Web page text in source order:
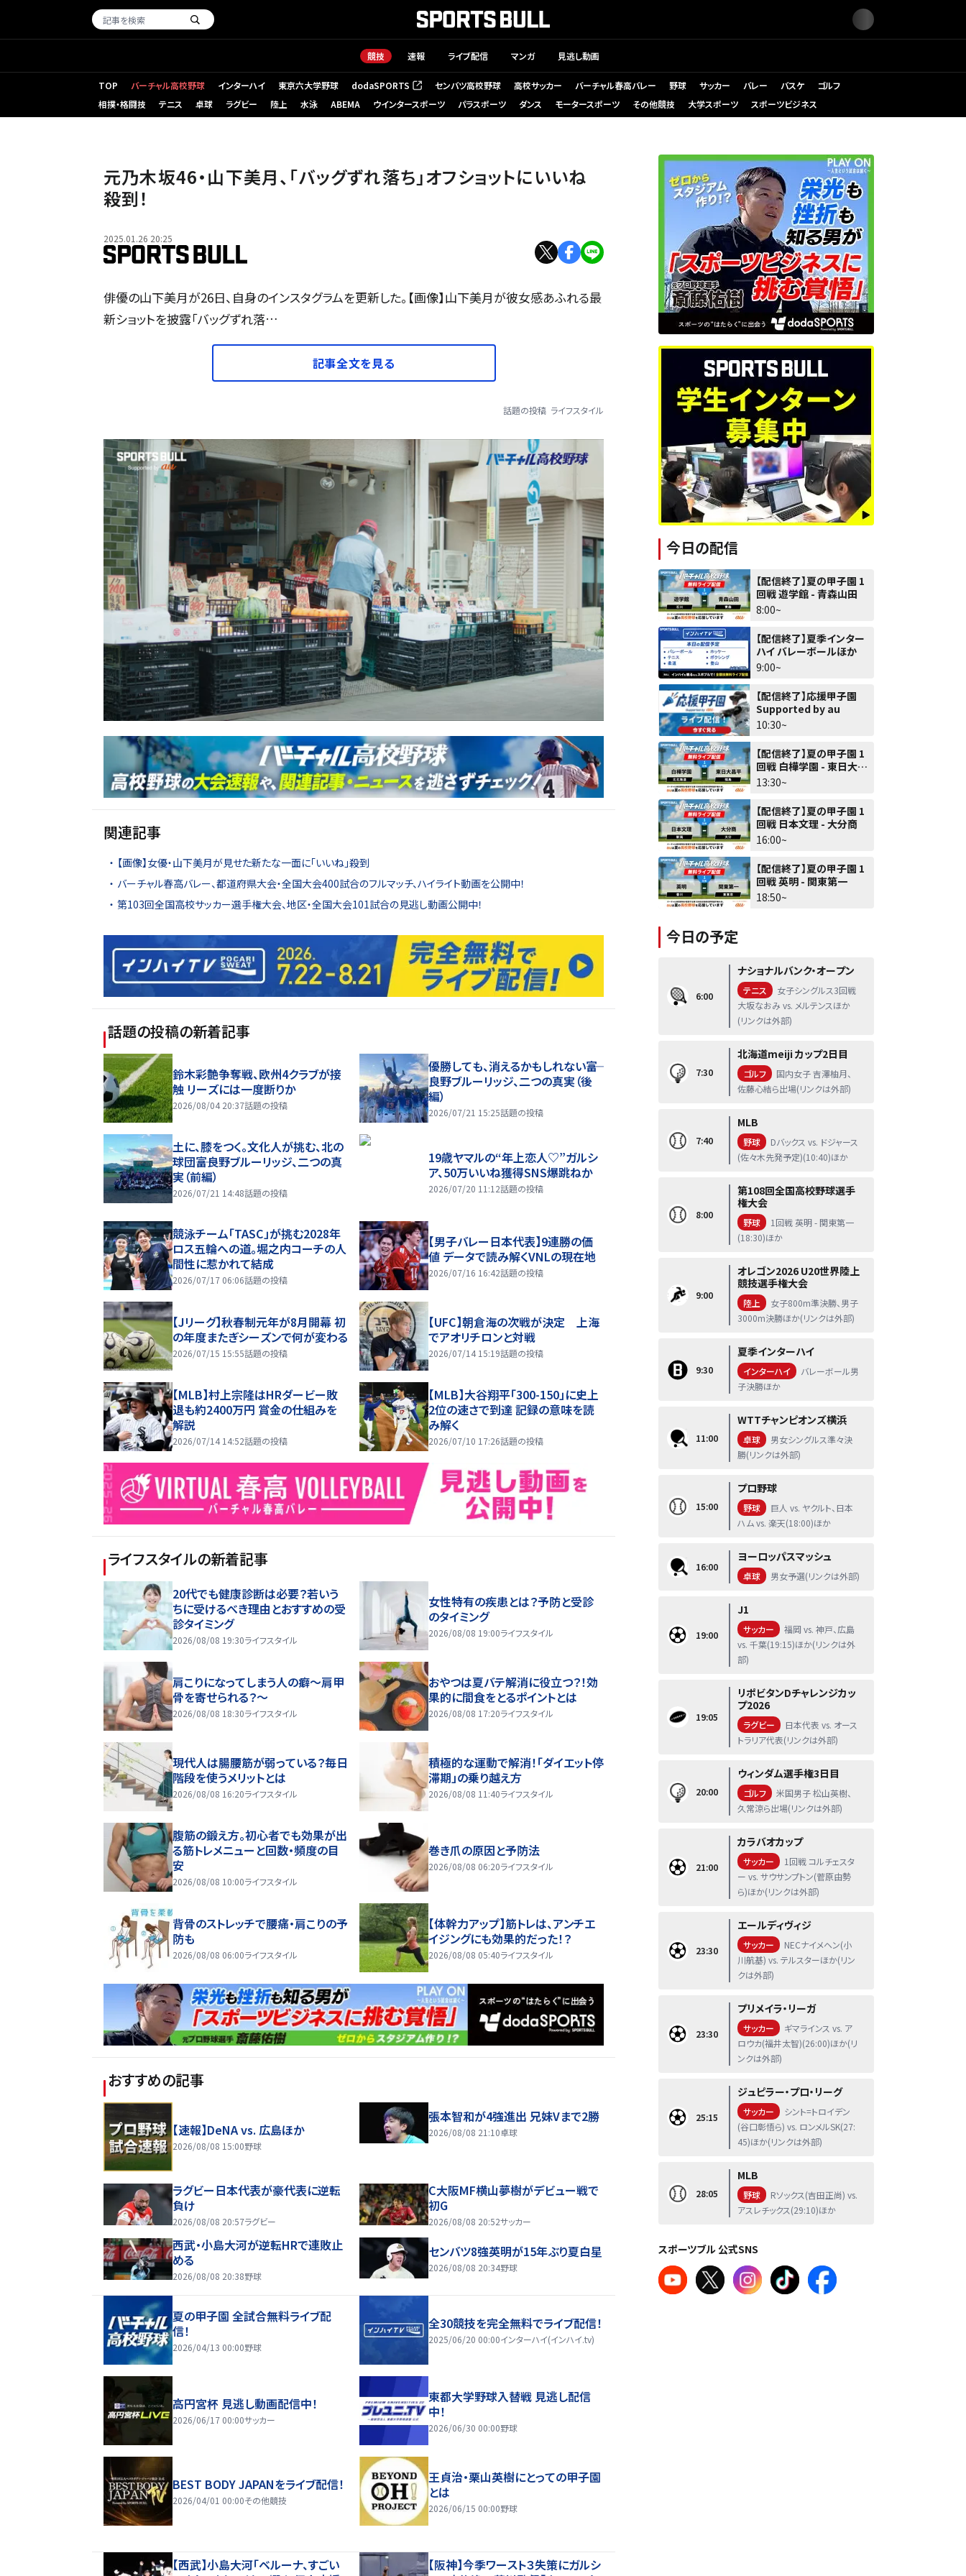
競技 速報 ライブ配信 マンガ 見逃し動画
TOP バーチャル高校野球 インターハイ 東京六大学野球 dodaSPORTS
（新しいタブで開く） センバツ高校野球 高校サッカー バーチャル春高バレー 野球 サッカー バレー バスケ
ゴルフ
相撲・格闘技
テニス 卓球 ラグビー 陸上 水泳 ABEMA ウインタースポーツ パラスポーツ ダンス モータースポーツ その他競技 大学スポーツ スポーツビジネス
元乃木坂46・山下美月、「バッグずれ落ち」オフショットにいいね
殺到！
2025.01.26 20:25
俳優の山下美月が26日、自身のインスタグラムを更新した。【画像】山下美月が彼女感あふれる最
新ショットを披露「バッグずれ落…
記事全文を見る
話題の投稿 ライフスタイル
関連記事
【画像】女優・山下美月が見せた新たな一面に「いいね」殺到
バーチャル春高バレー、都道府県大会・全国大会400試合のフルマッチ、ハイライト動画を公開中！
第103回全国高校サッカー選手権大会、地区・全国大会101試合の見逃し動画公開中！
話題の投稿の新着記事
鈴木彩艶争奪戦、欧州4クラブが接
触 リーズには一度断りか
2026/08/04 20:37話題の投稿
優勝しても、消えるかもしれない――富
良野ブルーリッジ、二つの真実（後
編）
2026/07/21 15:25話題の投稿
土に、膝をつく。文化人が挑む、北の
球団――富良野ブルーリッジ、二つの真
実（前編）
2026/07/21 14:48話題の投稿
19歳ヤマルの“年上恋人♡”ガルシ
ア、50万いいね獲得SNS爆跳ねか
2026/07/20 11:12話題の投稿
競泳チーム「TASC」が挑む2028年
ロス五輪への道。堀之内コーチの人
間性に惹かれて結成
2026/07/17 06:06話題の投稿
【男子バレー日本代表】9連勝の価
値 データで読み解くVNLの現在地
2026/07/16 16:42話題の投稿
【Jリーグ】秋春制元年が8月開幕 初
の年度またぎシーズンで何が変わる
2026/07/15 15:55話題の投稿
【UFC】朝倉海の次戦が決定 上海
でアオリチロンと対戦
2026/07/14 15:19話題の投稿
【MLB】村上宗隆はHRダービー敗
退も約2400万円 賞金の仕組みを
解説
2026/07/14 14:52話題の投稿
【MLB】大谷翔平「300-150」に史上
2位の速さで到達 記録の意味を読
み解く
2026/07/10 17:26話題の投稿
ライフスタイルの新着記事
20代でも健康診断は必要？若いう
ちに受けるべき理由とおすすめの受
診タイミング
2026/08/08 19:30ライフスタイル
女性特有の疾患とは？予防と受診
のタイミング
2026/08/08 19:00ライフスタイル
肩こりになってしまう人の癖～肩甲
骨を寄せられる？～
2026/08/08 18:30ライフスタイル
おやつは夏バテ解消に役立つ？！効
果的に間食をとるポイントとは
2026/08/08 17:20ライフスタイル
現代人は腸腰筋が弱っている？毎日
階段を使うメリットとは
2026/08/08 16:20ライフスタイル
積極的な運動で解消！「ダイエット停
滞期」の乗り越え方
2026/08/08 11:40ライフスタイル
腹筋の鍛え方。初心者でも効果が出
る筋トレメニューと回数・頻度の目
安
2026/08/08 10:00ライフスタイル
巻き爪の原因と予防法
2026/08/08 06:20ライフスタイル
背骨のストレッチで腰痛・肩こりの予
防も
2026/08/08 06:00ライフスタイル
【体幹力アップ】筋トレは、アンチエ
イジングにも効果的だった！？
2026/08/08 05:40ライフスタイル
おすすめの記事
【速報】DeNA vs. 広島ほか
2026/08/08 15:00野球
張本智和が4強進出 兄妹Vまで2勝
2026/08/08 21:10卓球
ラグビー日本代表が豪代表に逆転
負け
2026/08/08 20:57ラグビー
C大阪MF横山夢樹がデビュー戦で
初G
2026/08/08 20:52サッカー
西武・小島大河が逆転HRで連敗止
める
2026/08/08 20:38野球
センバツ8強英明が15年ぶり夏白星
2026/08/08 20:34野球
夏の甲子園 全試合無料ライブ配
信！
2026/04/13 00:00野球
全30競技を完全無料でライブ配信！
2025/06/20 00:00インターハイ(インハイ.tv)
高円宮杯 見逃し動画配信中！
2026/06/17 00:00サッカー
東都大学野球入替戦 見逃し配信
中！
2026/06/30 00:00野球
BEST BODY JAPANをライブ配信！
2026/04/01 00:00その他競技
王貞治・栗山英樹にとっての甲子園
とは
2026/06/15 00:00野球
【西武】小島大河「ベルーナ、すごい
【阪神】今季ワースト３失策にガルシ
今日の配信
【配信終了】夏の甲子園 1
回戦 遊学館 - 青森山田
8:00~
【配信終了】夏季インター
ハイ バレーボールほか
9:00~
【配信終了】応援甲子園
Supported by au
10:30~
【配信終了】夏の甲子園 1
回戦 白樺学園 - 東日大昌
平
13:30~
【配信終了】夏の甲子園 1
回戦 日本文理 - 大分商
16:00~
【配信終了】夏の甲子園 1
回戦 英明 - 関東第一
18:50~
今日の予定
6:00
ナショナルバンク・オープン
テニス
女子シングルス3回戦
大坂なおみ vs. メルテンスほか
(リンクは外部)
7:30
北海道meiji カップ2日目
ゴルフ
国内女子 吉澤柚月、
佐藤心結ら出場(リンクは外部)
7:40
MLB
野球
Dバックス vs. ドジャース
(佐々木先発予定)(10:40)ほか
8:00
第108回全国高校野球選手
権大会
野球
1回戦 英明 - 関東第一
(18:30)ほか
9:00
オレゴン2026 U20世界陸上
競技選手権大会
陸上
女子800m準決勝、男子
3000m決勝ほか(リンクは外部)
9:30
夏季インターハイ
インターハイ
バレーボール男
子決勝ほか
11:00
WTTチャンピオンズ横浜
卓球
男女シングルス準々決
勝(リンクは外部)
15:00
プロ野球
野球
巨人 vs. ヤクルト、日本
ハム vs. 楽天(18:00)ほか
16:00
ヨーロッパスマッシュ
卓球 男女予選(リンクは外部)
19:00
J1
サッカー
福岡 vs. 神戸、広島
vs. 千葉(19:15)ほか(リンクは外
部)
19:05
リポビタンDチャレンジカッ
プ2026
ラグビー
日本代表 vs. オース
トラリア代表(リンクは外部)
20:00
ウィンダム選手権3日目
ゴルフ
米国男子 松山英樹、
久常涼ら出場(リンクは外部)
21:00
カラバオカップ
サッカー
1回戦 コルチェスタ
ー vs. サウサンプトン(菅原由勢
ら)ほか(リンクは外部)
23:30
エールディヴィジ
サッカー
NECナイメヘン(小
川航基) vs. テルスターほか(リン
クは外部)
23:30
プリメイラ・リーガ
サッカー
ギマラインス vs. ア
ロウカ(福井太智)(26:00)ほか(リ
ンクは外部)
25:15
ジュピラー・プロ・リーグ
サッカー
シント=トロイデン
(谷口彰悟ら) vs. ロンメルSK(27:
45)ほか(リンクは外部)
28:05
MLB
野球
Rソックス(吉田正尚) vs.
アスレチックス(29:10)ほか
スポーツブル 公式SNS